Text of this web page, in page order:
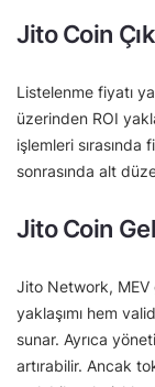
Jito Coin
Listelenme fiyatı
üzerinden ROI
işlemleri sırasında
sonrasında alt
Jito Coin
Jito Network,
yaklaşımı hem
sunar. Ayrıca
artırabilir. Ancak